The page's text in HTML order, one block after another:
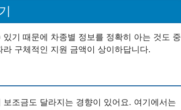
기 때문에 차종별 정보를 정확히 아는 것도 중
구체적인 지원 금액이 상이하답니다.
조금도 달라지는 경향이 있어요. 여기에서는